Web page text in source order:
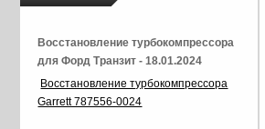
Восстановление турбокомпрессора
для Форд Транзит - 18.01.2024
Восстановление турбокомпрессора
Garrett 787556-0024